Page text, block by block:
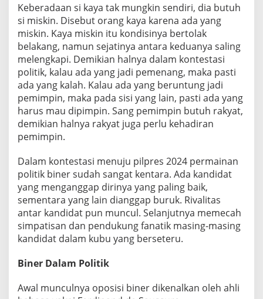
Keberadaan si kaya tak mungkin sendiri, dia butuh
si miskin. Disebut orang kaya karena ada yang
miskin. Kaya miskin itu kondisinya bertolak
belakang, namun sejatinya antara keduanya saling
melengkapi. Demikian halnya dalam kontestasi
politik, kalau ada yang jadi pemenang, maka pasti
ada yang kalah. Kalau ada yang beruntung jadi
pemimpin, maka pada sisi yang lain, pasti ada yang
harus mau dipimpin. Sang pemimpin butuh rakyat,
demikian halnya rakyat juga perlu kehadiran
pemimpin.
Dalam kontestasi menuju pilpres 2024 permainan
politik biner sudah sangat kentara. Ada kandidat
yang menganggap dirinya yang paling baik,
sementara yang lain dianggap buruk. Rivalitas
antar kandidat pun muncul. Selanjutnya memecah
simpatisan dan pendukung fanatik masing-masing
kandidat dalam kubu yang berseteru.
Biner Dalam Politik
Awal munculnya oposisi biner dikenalkan oleh ahli